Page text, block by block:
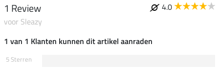
1 Review
4.0
voor Sleazy
1 van 1 Klanten kunnen dit artikel aanraden
5 Sterren